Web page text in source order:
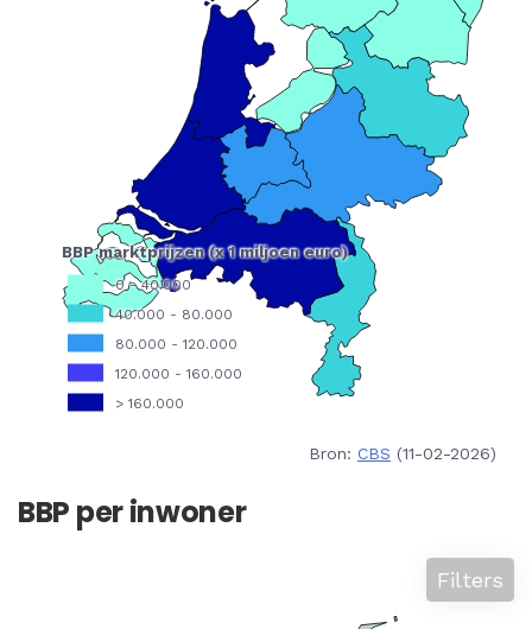
Bron: CBS (11-02-2026)
BBP per inwoner
Filters